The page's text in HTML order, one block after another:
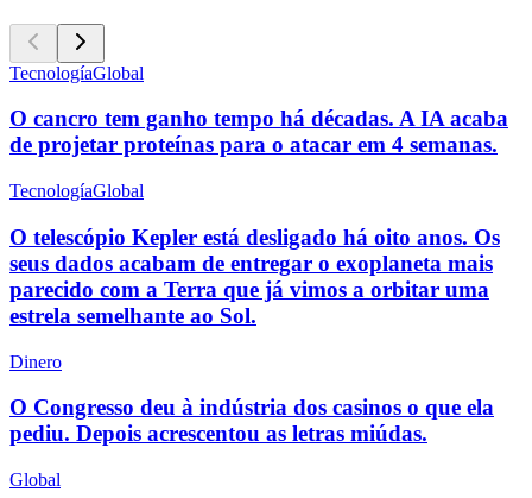
TecnologíaGlobal
O cancro tem ganho tempo há décadas. A IA acaba
de projetar proteínas para o atacar em 4 semanas.
TecnologíaGlobal
O telescópio Kepler está desligado há oito anos. Os
seus dados acabam de entregar o exoplaneta mais
parecido com a Terra que já vimos a orbitar uma
estrela semelhante ao Sol.
Dinero
O Congresso deu à indústria dos casinos o que ela
pediu. Depois acrescentou as letras miúdas.
Global